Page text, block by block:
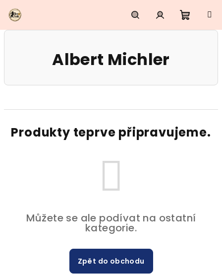
na
obsah
HledatPřihlášení
Albert Michler
Produkty teprve připravujeme.
Můžete se ale podívat na ostatní
kategorie.
Zpět do obchodu